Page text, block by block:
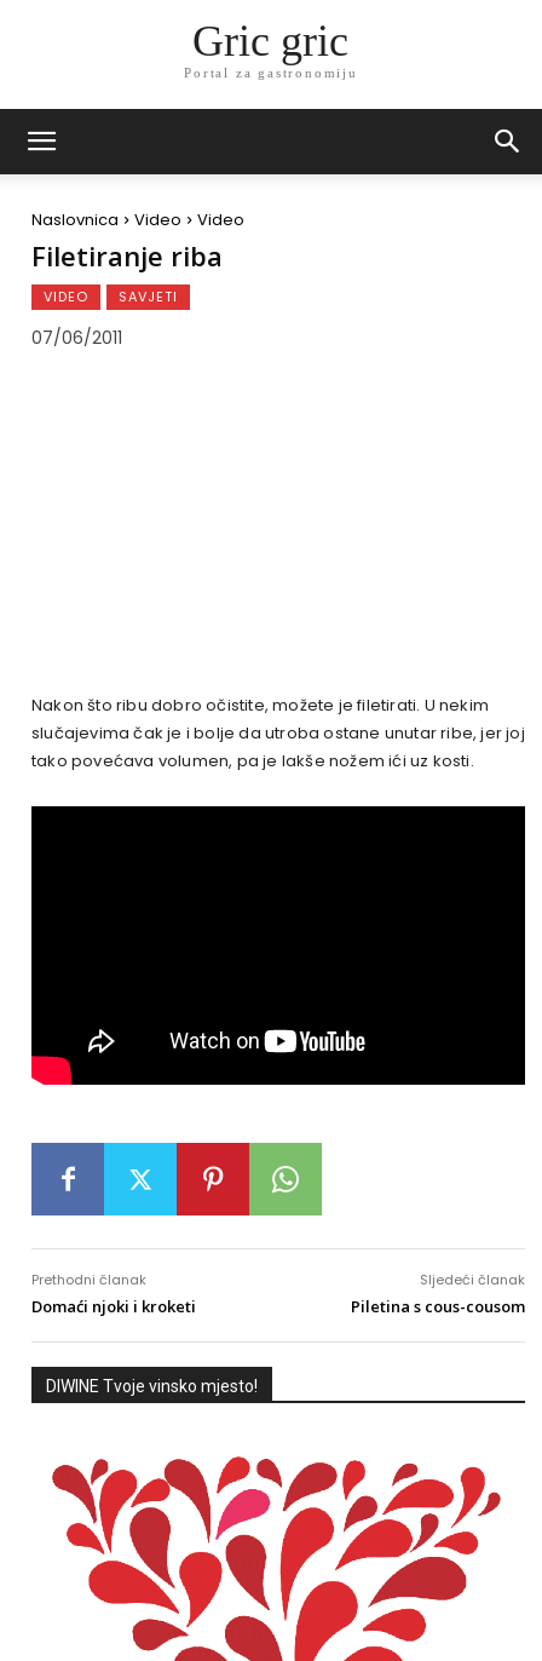
Gric gric
Portal za gastronomiju
Naslovnica Video Video
Filetiranje riba
VIDEO SAVJETI
07/06/2011
Nakon što ribu dobro očistite, možete je filetirati. U nekim
slučajevima čak je i bolje da utroba ostane unutar ribe, jer joj
tako povećava volumen, pa je lakše nožem ići uz kosti.
Prethodni članak
Domaći njoki i kroketi
Sljedeći članak
Piletina s cous-cousom
DIWINE Tvoje vinsko mjesto!